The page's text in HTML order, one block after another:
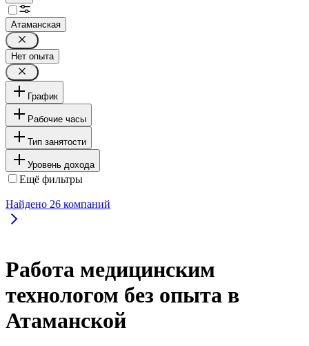
Атаманская
Нет опыта
График
Рабочие часы
Тип занятости
Уровень дохода
Ещё фильтры
Найдено 26 компаний
Работа медицинским
технологом без опыта в
Атаманской